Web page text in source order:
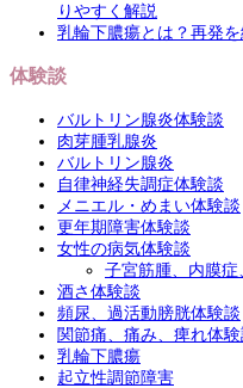
りやすく解説
乳輪下膿瘍とは？再発
体験談
バルトリン腺炎体験談
肉芽腫乳腺炎
バルトリン腺炎
自律神経失調症体験談
メニエル・めまい体験談
更年期障害体験談
女性の病気体験談
子宮筋腫、内膜
酒さ体験談
頻尿、過活動膀胱体験談
関節痛、痛み、痺れ体験
乳輪下膿瘍
起立性調節障害